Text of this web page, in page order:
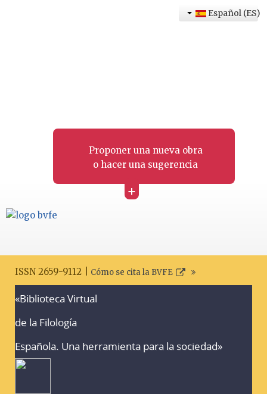
Proponer una nueva obra
o hacer una sugerencia
+
Español (ES)
ISSN 2659-9112 | Cómo se cita la BVFE
«Biblioteca Virtual
de la Filología
Española. Una herramienta para la sociedad»